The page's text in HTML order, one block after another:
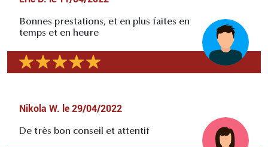
Bonnes prestations, et en plus faites en
temps et en heure
Nikola W. le 29/04/2022
De très bon conseil et attentif